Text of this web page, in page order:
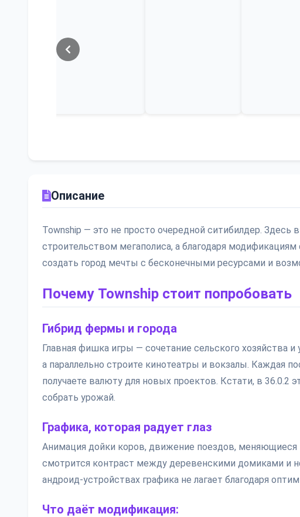
Описание
Township — это не просто очередной ситибилдер.
строительством мегаполиса, а благодаря
создать город мечты с бесконечными ресурсами и
Почему Township стоит попробовать
Гибрид фермы и города
Главная фишка игры — сочетание сельского хозяйства
а параллельно строите кинотеатры и вокзалы. Каждая
получаете валюту для новых проектов. Кстати, в
собрать урожай.
Графика, которая радует глаз
Анимация дойки коров, движение поездов,
смотрится контраст между деревенскими домиками и
андроид-устройствах графика не лагает благодаря
Что даёт модификация: